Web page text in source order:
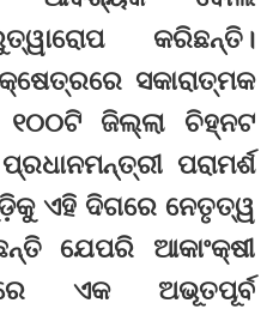
କରିଛନ୍ତି।
ସକାରାତ୍ମକ
ଜିଲ୍ଲା ଚିହ୍ନଟ
ପରାମର୍ଶ
ଏହି ଦିଗରେ ନେତୃତ୍ୱ
ଯେପରି ଆକାଂକ୍ଷୀ
ଏକ ଅଭୂତପୂର୍ବ